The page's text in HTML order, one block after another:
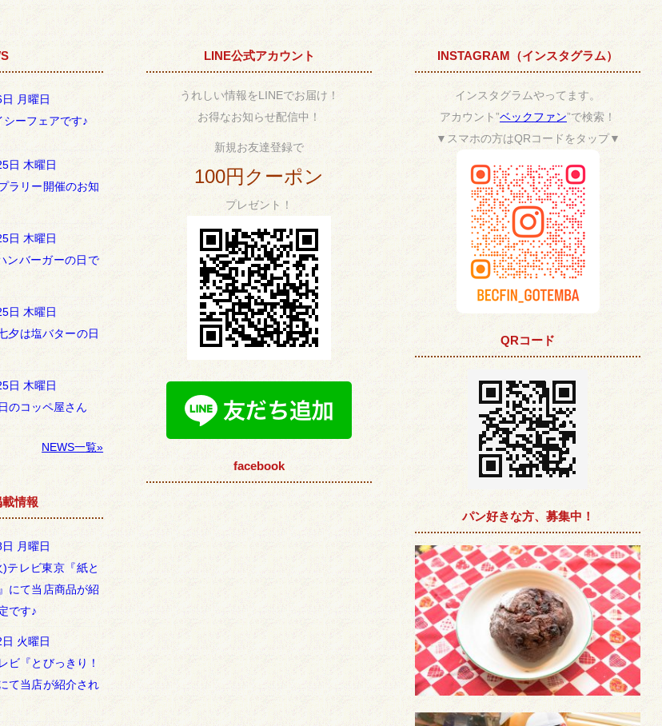
月曜日
ーフェアです♪
日 木曜日
ラリー開催のお知
日 木曜日
ンバーガーの日で
日 木曜日
夕は塩バターの日
日 木曜日
のコッペ屋さん
NEWS一覧»
情報
月曜日
)テレビ東京『紙と
にて当店商品が紹
です♪
火曜日
ビ『とびっきり！
て当店が紹介され
LINE公式アカウント
うれしい情報をLINEでお届け！
お得なお知らせ配信中！
新規お友達登録で
100円クーポン
プレゼント！
facebook
INSTAGRAM（インスタグラム）
インスタグラムやってます。
アカウント”ベックファン”で検索！
▼スマホの方はQRコードをタップ▼
QRコード
パン好きな方、募集中！